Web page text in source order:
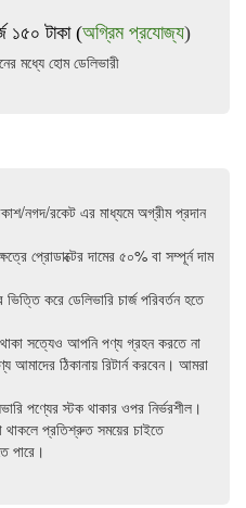
১৫০ টাকা (অগ্রিম প্রযোজ্য)
মধ্যে হোম ডেলিভারী
নগদ/রকেট এর মাধ্যমে অগ্রীম প্রদান
প্রোডাক্টের দামের ৫০% বা সম্পূর্ন দাম
করে ডেলিভারি চার্জ পরিবর্তন হতে
থাকা সত্যেও আপনি পণ্য গ্রহন করতে না
আমাদের ঠিকানায় রিটার্ন করবেন। আমরা
পণ্যের স্টক থাকার ওপর নির্ভরশীল।
থাকলে প্রতিশ্রুত সময়ের চাইতে
পারে।